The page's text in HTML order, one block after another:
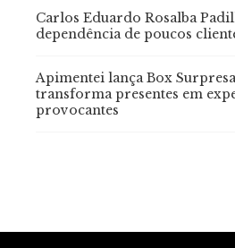
Carlos Eduardo Rosalba
dependência de poucos
Apimentei lança Box
transforma presentes em
provocantes